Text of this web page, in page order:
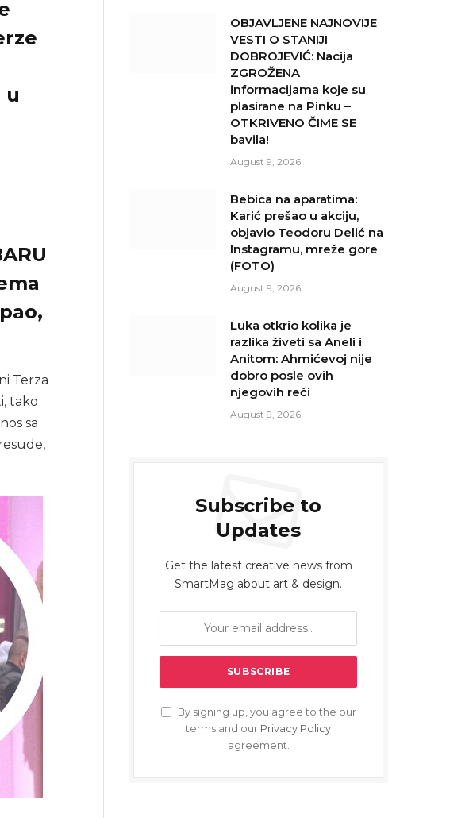
u
Terza
tako
sa
OBJAVLJENE NAJNOVIJE
VESTI O STANIJI
DOBROJEVIĆ: Nacija
ZGROŽENA
informacijama koje su
plasirane na Pinku –
OTKRIVENO ČIME SE
bavila!
August 9, 2026
Bebica na aparatima:
Karić prešao u akciju,
objavio Teodoru Delić na
Instagramu, mreže gore
(FOTO)
August 9, 2026
Luka otkrio kolika je
razlika živeti sa Aneli i
Anitom: Ahmićevoj nije
dobro posle ovih
njegovih reči
August 9, 2026
Subscribe to
Updates
Get the latest creative news from
SmartMag about art & design.
By signing up, you agree to the our
terms and our Privacy Policy
agreement.